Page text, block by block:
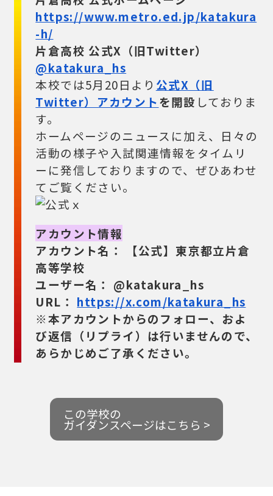
https://www.metro.ed.jp/katakura
-h/
片倉高校 公式X（旧Twitter）
@katakura_hs
本校では5月20日より 公式X（旧
Twitter）アカウントを開設 しておりま
す。
ホームページのニュースに加え、日々の
活動の様子や入試関連情報をタイムリ
ーに発信しておりますので、ぜひあわせ
てご覧ください。
アカウント情報
アカウント名：
【公式】東京都立片倉
高等学校
ユーザー名： @katakura_hs
URL： https://x.com/katakura_hs
※本アカウントからのフォロー、およ
び返信（リプライ）は行いませんので、
あらかじめご了承ください。
この学校の
ガイダンスページはこちら >